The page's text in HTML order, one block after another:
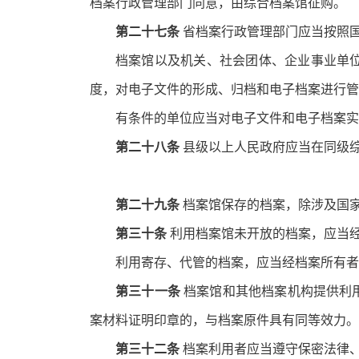
第二十七条省档案行政管理部门应当按照
档案馆以及机关、社会团体、企业事业单
度，对电子文件的形成、归档和电子档案进行
有条件的单位应当对电子文件和电子档案
第二十八条县级以上人民政府应当在同级
第二十九条档案馆保存的档案，除涉及国
第三十条利用档案馆未开放的档案，应当
利用寄存、代管的档案，应当经档案所有
第三十一条档案馆和其他档案机构提供利
案材料证明印章的，与档案原件具有同等效力。
第三十二条档案利用者应当遵守保密法律